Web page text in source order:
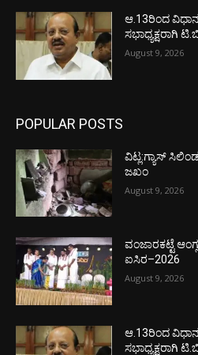
ಆ.13ರಿಂದ
ಸಭಾಧ್ಯಕ್ಷರಾಗಿ
August 9, 2026
POPULAR POSTS
ವಿಟ್ಲ:ಗ್ಯಾಸ್
ಜಖಂ
August 9, 2026
ವಂಜಾರಕಟ್ಟೆ
ಐಸಿರ–2026
August 9, 2026
ಆ.13ರಿಂದ
ಸಭಾಧ್ಯಕ್ಷರಾಗಿ